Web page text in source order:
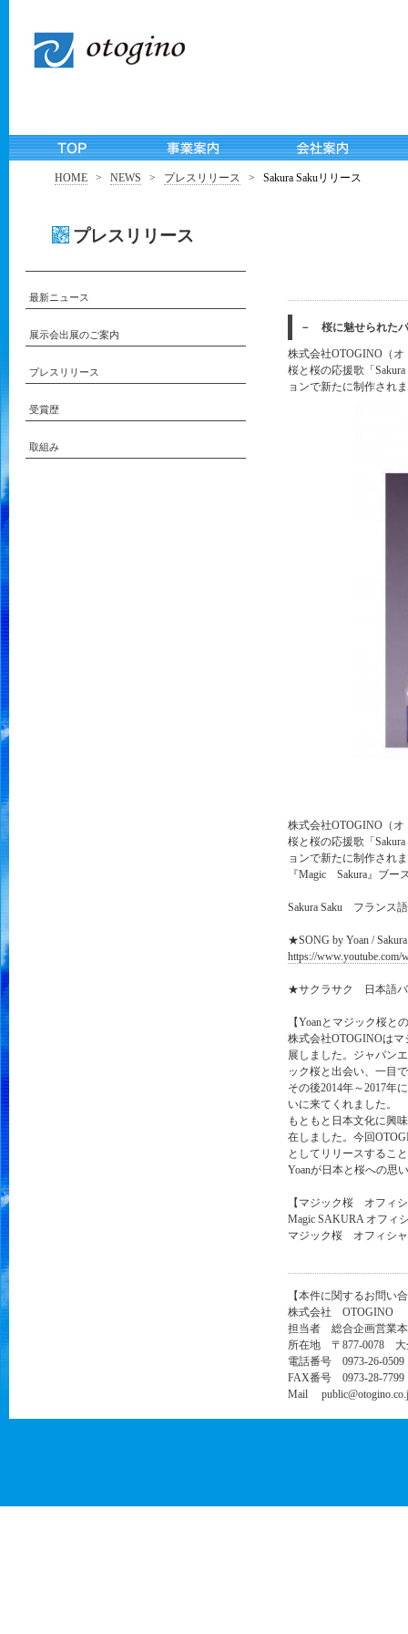
HOME > NEWS > プレスリリース > Sakura Sakuリリース
プレスリリース
－ 桜に魅せられた
株式会社OTOGINO（
桜と桜の応援歌「
ョンで新たに制作され
株式会社OTOGINO（
桜と桜の応援歌「
ョンで新たに制作され
『Magic Sakura』ブー
Sakura Saku フランス
★SONG by Yoan / Sakura
https://www.youtube.com/
★サクラサク 日本語
【Yoanとマジック桜と
株式会社OTOGINOは
展しました。ジャパン
ック桜と出会い、一目
その後2014年～2017年
いに来てくれました。
もともと日本文化に興
在しました。今回
としてリリースするこ
Yoanが日本と桜への思
【マジック桜 オフィ
Magic SAKURA オフィ
マジック桜 オフィ
【本件に関するお問い
株式会社 OTOGINO
担当者 総合企画営業
所在地 〒877-0078 大
電話番号 0973-26-0509
FAX番号 0973-28-7799
Mail
最新ニュース
展示会出展のご案内
プレスリリース
受賞歴
取組み